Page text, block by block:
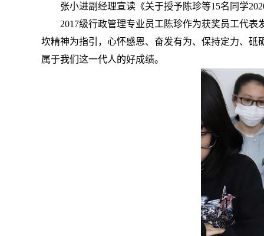
张小进副经理宣读《关于授予陈珍等15名同学
2017级行政管理专业员工陈珍作为获奖员工代
坎精神为指引，心怀感恩、奋发有为、保持定力、
属于我们这一代人的好成绩。